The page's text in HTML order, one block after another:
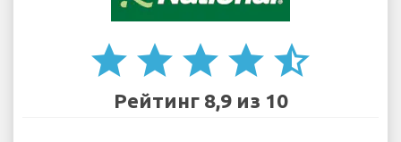
star star star star star_half
Рейтинг 8,9 из 10